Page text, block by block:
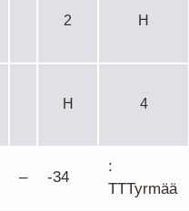
2 H
H 4
– -34
:
TTTyrmää